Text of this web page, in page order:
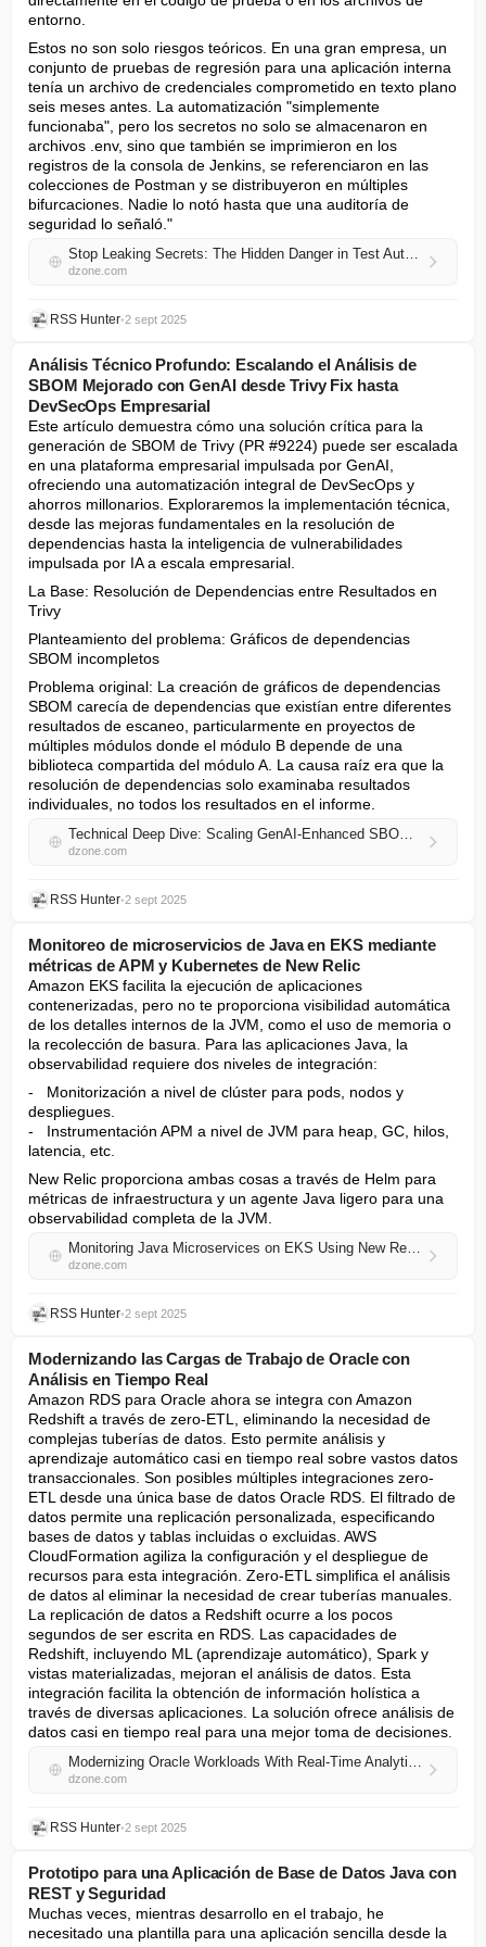
entorno.
Estos no son solo riesgos teóricos. En una gran empresa, un
conjunto de pruebas de regresión para una aplicación interna
tenía un archivo de credenciales comprometido en texto plano
seis meses antes. La automatización "simplemente
funcionaba", pero los secretos no solo se almacenaron en
archivos .env, sino que también se imprimieron en los
registros de la consola de Jenkins, se referenciaron en las
colecciones de Postman y se distribuyeron en múltiples
bifurcaciones. Nadie lo notó hasta que una auditoría de
seguridad lo señaló."
Stop Leaking Secrets: The Hidden Danger in Test Automation and How Vault Can Fix It
dzone.com
RSS Hunter•2 sept 2025
Análisis Técnico Profundo: Escalando el Análisis de
SBOM Mejorado con GenAI desde Trivy Fix hasta
DevSecOps Empresarial
Este artículo demuestra cómo una solución crítica para la
generación de SBOM de Trivy (PR #9224) puede ser escalada
en una plataforma empresarial impulsada por GenAI,
ofreciendo una automatización integral de DevSecOps y
ahorros millonarios. Exploraremos la implementación técnica,
desde las mejoras fundamentales en la resolución de
dependencias hasta la inteligencia de vulnerabilidades
impulsada por IA a escala empresarial.
La Base: Resolución de Dependencias entre Resultados en
Trivy
Planteamiento del problema: Gráficos de dependencias
SBOM incompletos
Problema original: La creación de gráficos de dependencias
SBOM carecía de dependencias que existían entre diferentes
resultados de escaneo, particularmente en proyectos de
múltiples módulos donde el módulo B depende de una
biblioteca compartida del módulo A. La causa raíz era que la
resolución de dependencias solo examinaba resultados
individuales, no todos los resultados en el informe.
Technical Deep Dive: Scaling GenAI-Enhanced SBOM Analysis from Trivy Fix to Enterprise DevSecOps
dzone.com
RSS Hunter•2 sept 2025
Monitoreo de microservicios de Java en EKS mediante
métricas de APM y Kubernetes de New Relic
Amazon EKS facilita la ejecución de aplicaciones
contenerizadas, pero no te proporciona visibilidad automática
de los detalles internos de la JVM, como el uso de memoria o
la recolección de basura. Para las aplicaciones Java, la
observabilidad requiere dos niveles de integración:
-   Monitorización a nivel de clúster para pods, nodos y
despliegues.
-   Instrumentación APM a nivel de JVM para heap, GC, hilos,
latencia, etc.
New Relic proporciona ambas cosas a través de Helm para
métricas de infraestructura y un agente Java ligero para una
observabilidad completa de la JVM.
Monitoring Java Microservices on EKS Using New Relic APM and Kubernetes Metrics
dzone.com
RSS Hunter•2 sept 2025
Modernizando las Cargas de Trabajo de Oracle con
Análisis en Tiempo Real
Amazon RDS para Oracle ahora se integra con Amazon
Redshift a través de zero-ETL, eliminando la necesidad de
complejas tuberías de datos. Esto permite análisis y
aprendizaje automático casi en tiempo real sobre vastos datos
transaccionales. Son posibles múltiples integraciones zero-
ETL desde una única base de datos Oracle RDS. El filtrado de
datos permite una replicación personalizada, especificando
bases de datos y tablas incluidas o excluidas. AWS
CloudFormation agiliza la configuración y el despliegue de
recursos para esta integración. Zero-ETL simplifica el análisis
de datos al eliminar la necesidad de crear tuberías manuales.
La replicación de datos a Redshift ocurre a los pocos
segundos de ser escrita en RDS. Las capacidades de
Redshift, incluyendo ML (aprendizaje automático), Spark y
vistas materializadas, mejoran el análisis de datos. Esta
integración facilita la obtención de información holística a
través de diversas aplicaciones. La solución ofrece análisis de
datos casi en tiempo real para una mejor toma de decisiones.
Modernizing Oracle Workloads With Real-Time Analytics
dzone.com
RSS Hunter•2 sept 2025
Prototipo para una Aplicación de Base de Datos Java con
REST y Seguridad
Muchas veces, mientras desarrollo en el trabajo, he
necesitado una plantilla para una aplicación sencilla desde la